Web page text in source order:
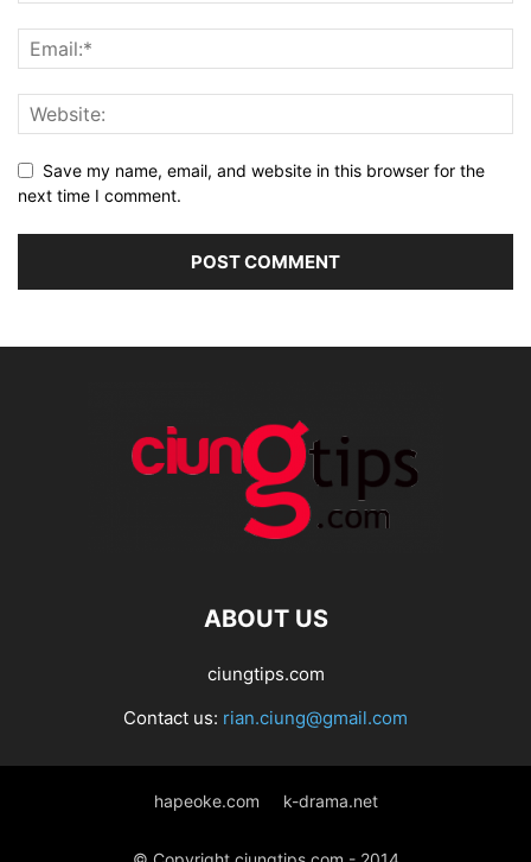
Save my name, email, and website in this browser for the
next time I comment.
ABOUT US
ciungtips.com
Contact us: rian.ciung@gmail.com
hapeoke.com k-drama.net